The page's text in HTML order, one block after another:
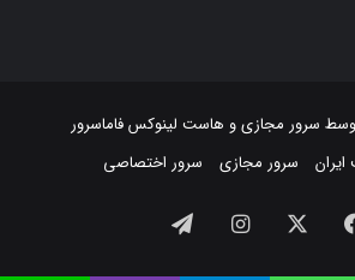
سرور مجازیو هاست لینوکسفاماسرور
سرور مجازی سرور اختصاصی
فیسبوک ایکس اینستاگرام